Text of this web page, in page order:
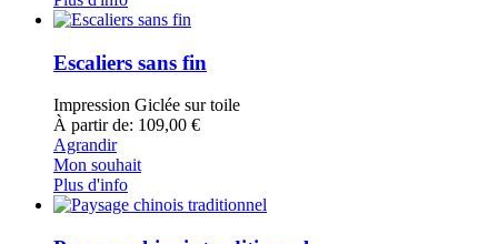
Escaliers sans fin
Impression Giclée sur toile
À partir de: 109,00 €
Agrandir
Mon souhait
Plus d'info